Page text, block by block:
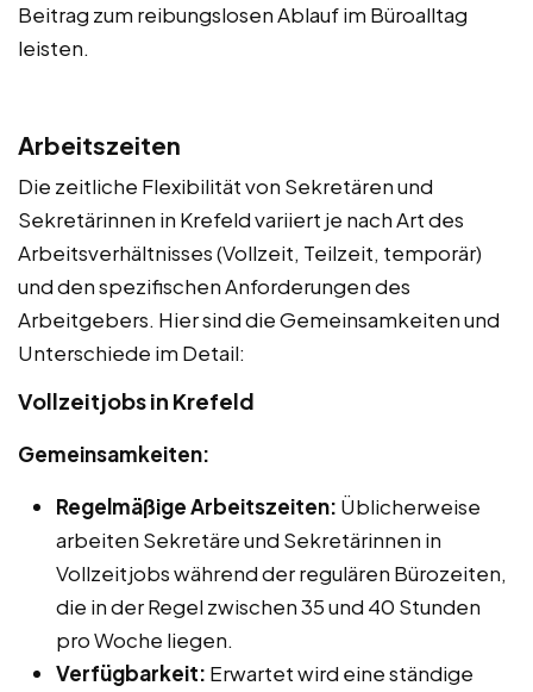
Beitrag zum reibungslosen Ablauf im Büroalltag
leisten.
Arbeitszeiten
Die zeitliche Flexibilität von Sekretären und
Sekretärinnen in Krefeld variiert je nach Art des
Arbeitsverhältnisses (Vollzeit, Teilzeit, temporär)
und den spezifischen Anforderungen des
Arbeitgebers. Hier sind die Gemeinsamkeiten und
Unterschiede im Detail:
Vollzeitjobs in Krefeld
Gemeinsamkeiten:
Regelmäßige Arbeitszeiten: Üblicherweise
arbeiten Sekretäre und Sekretärinnen in
Vollzeitjobs während der regulären Bürozeiten,
die in der Regel zwischen 35 und 40 Stunden
pro Woche liegen.
Verfügbarkeit: Erwartet wird eine ständige